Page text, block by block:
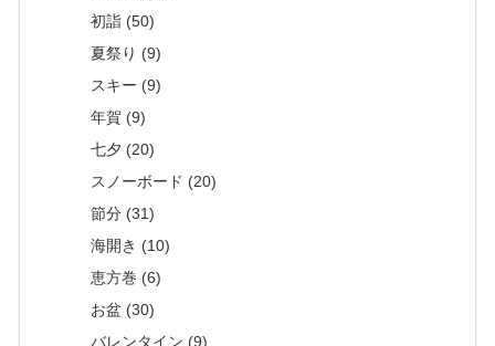
初詣 (50)
夏祭り (9)
スキー (9)
年賀 (9)
七夕 (20)
スノーボード (20)
節分 (31)
海開き (10)
恵方巻 (6)
お盆 (30)
バレンタイン (9)